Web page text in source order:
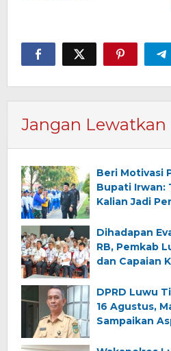
Jangan Lewatkan
Beri Motivasi
Bupati Irwan:
Kalian Jadi
Dihadapan
RB, Pemkab
dan Capaian
DPRD Luwu
16 Agustus,
Sampaikan